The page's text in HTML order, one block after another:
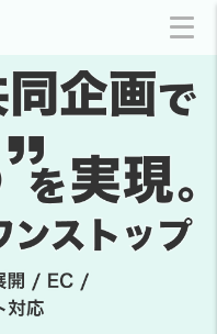
で “売れ
運用までワ
催事リアル
庫管理・発